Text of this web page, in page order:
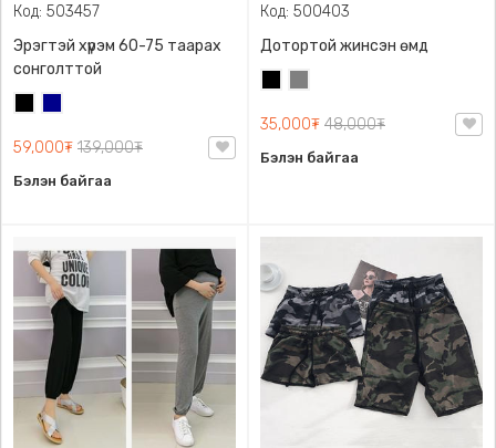
Код: 503457
Эрэгтэй хүрэм 60-75 таарах
сонголттой
59,000₮ 139,000₮
Бэлэн байгаа
Код: 500403
Дотортой жинсэн өмд
35,000₮ 48,000₮
Бэлэн байгаа